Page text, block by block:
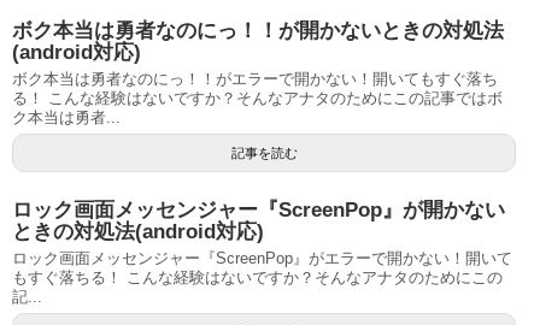
ボク本当は勇者なのにっ！！が開かないときの対処法
(android対応)
ボク本当は勇者なのにっ！！がエラーで開かない！開いてもすぐ落ち
る！ こんな経験はないですか？そんなアナタのためにこの記事ではボ
ク本当は勇者...
記事を読む
ロック画面メッセンジャー『ScreenPop』が開かない
ときの対処法(android対応)
ロック画面メッセンジャー『ScreenPop』がエラーで開かない！開いて
もすぐ落ちる！ こんな経験はないですか？そんなアナタのためにこの
記...